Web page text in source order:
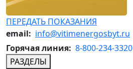
ПЕРЕДАТЬ ПОКАЗАНИЯ
email: info@vitimenergosbyt.ru
Горячая линия: 8-800-234-3320
РАЗДЕЛЫ